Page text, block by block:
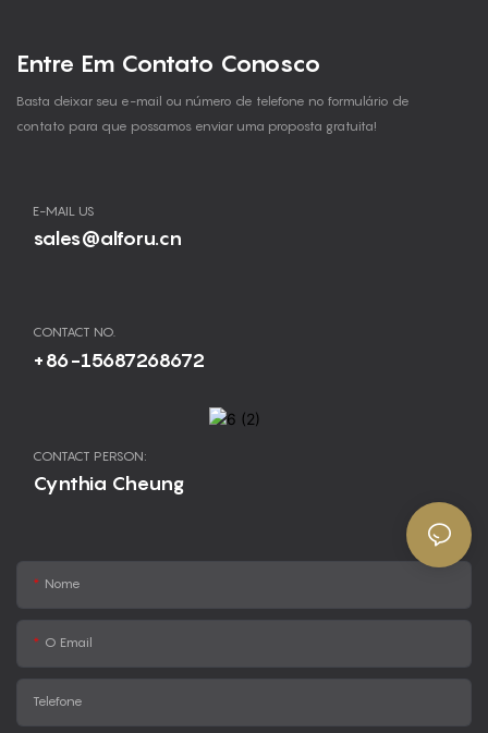
Entre Em Contato Conosco
Basta deixar seu e-mail ou número de telefone no formulário de
contato para que possamos enviar uma proposta gratuita!
E-MAIL US
sales@alforu.cn
CONTACT NO.
+86-15687268672
CONTACT PERSON:
Cynthia Cheung
Nome
O Email
Telefone